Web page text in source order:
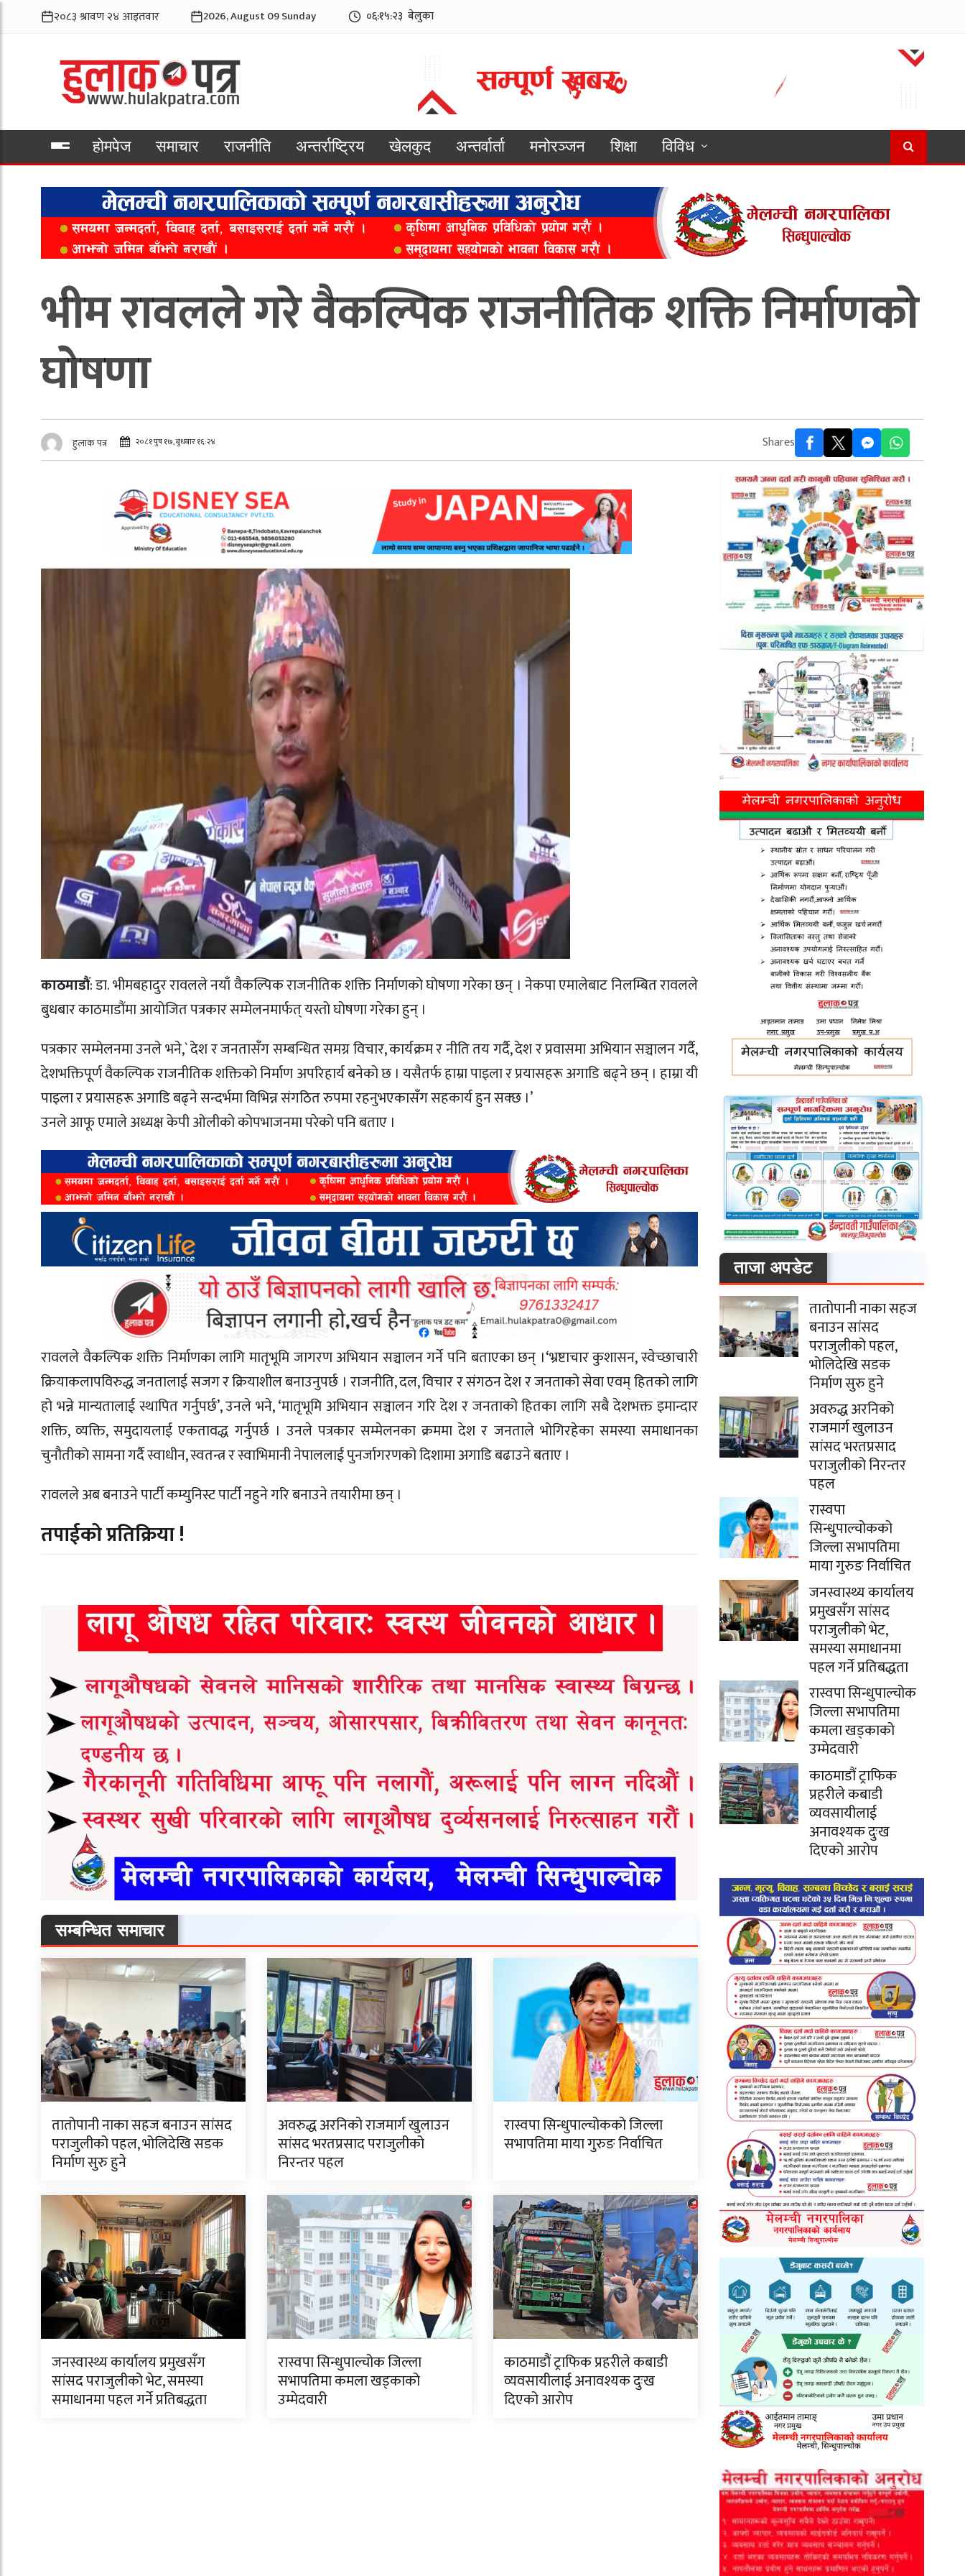
2026, August 09 Sunday ०६:१५:२५ बेलुका
होमपेज समाचार राजनीति अन्तर्राष्ट्रिय खेलकुद अन्तर्वार्ता मनोरञ्जन शिक्षा
विविध
भीम रावलले गरे वैकल्पिक राजनीतिक शक्ति निर्माणकाे
घाेषणा
हुलाक पत्र २०८१ पुष १७, बुधबार १६:२४ Shares
काठमाडौं: डा. भीमबहादुर रावलले नयाँ वैकल्पिक राजनीतिक शक्ति निर्माणको घोषणा गरेका छन् । नेकपा एमालेबाट निलम्बित रावलले
बुधबार काठमाडौंमा आयोजित पत्रकार सम्मेलनमार्फत् यस्तो घोषणा गरेका हुन् ।
पत्रकार सम्मेलनमा उनले भने,` देश र जनतासँग सम्बन्धित समग्र विचार, कार्यक्रम र नीति तय गर्दै, देश र प्रवासमा अभियान सञ्चालन गर्दै,
देशभक्तिपूर्ण वैकल्पिक राजनीतिक शक्तिको निर्माण अपरिहार्य बनेको छ । यसैतर्फ हाम्रा पाइला र प्रयासहरू अगाडि बढ्ने छन् । हाम्रा यी
पाइला र प्रयासहरू अगाडि बढ्ने सन्दर्भमा विभिन्न संगठित रुपमा रहनुभएकासँग सहकार्य हुन सक्छ ।’
उनले आफू एमाले अध्यक्ष केपी ओलीकाे काेपभाजनमा परेकाे पनि बताए ।
रावलले वैकल्पिक शक्ति निर्माणका लागि मातृभूमि जागरण अभियान सञ्चालन गर्ने पनि बताएका छन् ।‘भ्रष्टाचार कुशासन, स्वेच्छाचारी
क्रियाकलापविरुद्ध जनतालाई सजग र क्रियाशील बनाउनुपर्छ । राजनीति, दल, विचार र संगठन देश र जनताको सेवा एवम् हितको लागि
हो भन्ने मान्यतालाई स्थापित गर्नुपर्छ’, उनले भने, ‘मातृभूमि अभियान सञ्चालन गरि देश र जनताको हितका लागि सबै देशभक्त इमान्दार
शक्ति, व्यक्ति, समुदायलाई एकतावद्ध गर्नुपर्छ । उनले पत्रकार सम्मेलनका क्रममा देश र जनताले भोगिरहेका समस्या समाधानका
चुनौतीको सामना गर्दै स्वाधीन, स्वतन्त्र र स्वाभिमानी नेपाललाई पुनर्जागरणको दिशामा अगाडि बढाउने बताए ।
रावलले अब बनाउने पार्टी कम्युनिस्ट पार्टी नहुने गरि बनाउने तयारीमा छन् ।
तपाईको प्रतिक्रिया !
सम्बन्धित समाचार
तातोपानी नाका सहज बनाउन सांसद
पराजुलीको पहल, भोलिदेखि सडक
निर्माण सुरु हुने
अवरुद्ध अरनिको राजमार्ग खुलाउन
सांसद भरतप्रसाद पराजुलीको
निरन्तर पहल
रास्वपा सिन्धुपाल्चोकको जिल्ला
सभापतिमा माया गुरुङ निर्वाचित
जनस्वास्थ्य कार्यालय प्रमुखसँग
सांसद पराजुलीको भेट, समस्या
समाधानमा पहल गर्ने प्रतिबद्धता
रास्वपा सिन्धुपाल्चोक जिल्ला
सभापतिमा कमला खड्काको
उम्मेदवारी
काठमाडौं ट्राफिक प्रहरीले कबाडी
व्यवसायीलाई अनावश्यक दुःख
दिएको आरोप
ताजा अपडेट
तातोपानी नाका सहज
बनाउन सांसद
पराजुलीको पहल,
भोलिदेखि सडक
निर्माण सुरु हुने
अवरुद्ध अरनिको
राजमार्ग खुलाउन
सांसद भरतप्रसाद
पराजुलीको निरन्तर
पहल
रास्वपा
सिन्धुपाल्चोकको
जिल्ला सभापतिमा
माया गुरुङ निर्वाचित
जनस्वास्थ्य कार्यालय
प्रमुखसँग सांसद
पराजुलीको भेट,
समस्या समाधानमा
पहल गर्ने प्रतिबद्धता
रास्वपा सिन्धुपाल्चोक
जिल्ला सभापतिमा
कमला खड्काको
उम्मेदवारी
काठमाडौं ट्राफिक
प्रहरीले कबाडी
व्यवसायीलाई
अनावश्यक दुःख
दिएको आरोप